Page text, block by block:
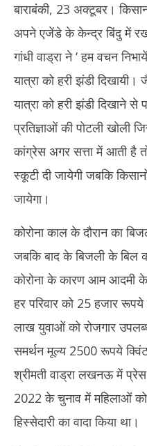
NOW
यूपी : लोक लुभावन वचनों के साथ शुरू
23,
2021
बाराबंकी, 23 अक्टूबर।
अपने एजेंडे के केन्द्र बिंदु में
गांधी वाड्रा ने ‘ हम वचन
यात्रा को हरी झंडी दिखायी।
यात्रा को हरी झंडी दिखाने से
प्रतिज्ञाओं की पोटली खोली
कांग्रेस अगर सत्ता में आती है
स्कूटी दी जायेगी जबकि
जायेगा।
कोरोना काल के दौरान का
जबकि बाद के बिजली के बिल
कोरोना के कारण आम आदमी
हर परिवार को 25 हजार
लाख युवाओं को रोजगार
समर्थन मूल्य 2500 रूपये
श्रीमती वाड्रा लखनऊ में
2022 के चुनाव में महिलाओं
हिस्सेदारी का वादा किया था।